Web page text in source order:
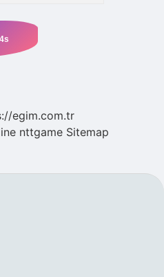
egim.com.tr
nttgame Sitemap